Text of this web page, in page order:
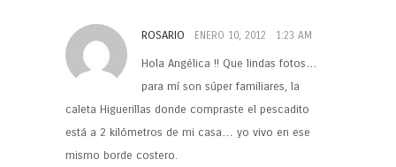
ROSARIO ENERO 10, 2012 1:23 AM
Hola Angélica !! Que lindas fotos…
para mí son súper familiares, la
caleta Higuerillas donde compraste el pescadito
está a 2 kilómetros de mi casa… yo vivo en ese
mismo borde costero.